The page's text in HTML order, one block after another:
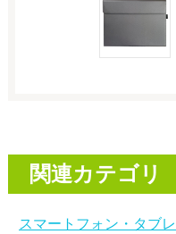
関連カテゴリ
スマートフォン・タブ